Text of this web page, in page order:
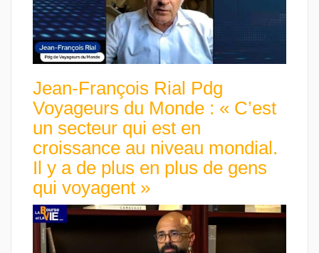
Jean-François Rial Pdg
Voyageurs du Monde : « C’est
un secteur qui est en
croissance au niveau mondial.
Il y a de plus en plus de gens
qui voyagent »